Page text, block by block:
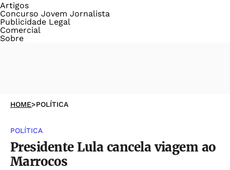
Artigos
Concurso Jovem Jornalista
Publicidade Legal
Comercial
Sobre
HOME>POLÍTICA
POLÍTICA
Presidente Lula cancela viagem ao
Marrocos